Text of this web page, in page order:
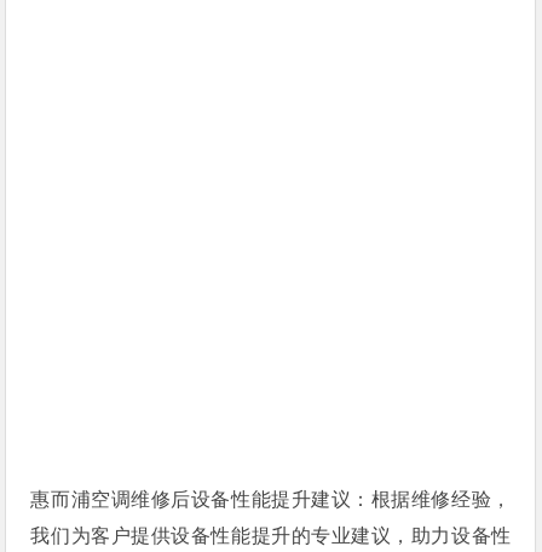
惠而浦空调维修后设备性能提升建议：根据维修经验，
我们为客户提供设备性能提升的专业建议，助力设备性